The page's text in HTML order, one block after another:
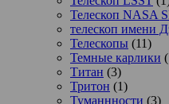
Телескоп NASA
телескоп имени
Телескопы (11)
Темные карлики
Титан (3)
Тритон (1)
Туманнности (3)